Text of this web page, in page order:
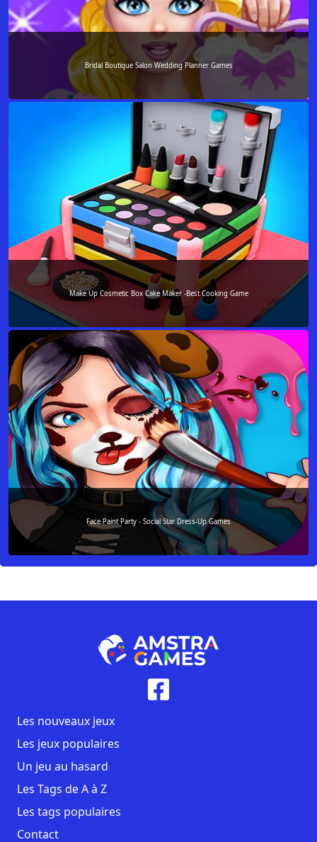
Bridal Boutique Salon Wedding Planner Games
Make Up Cosmetic Box Cake Maker -Best Cooking Game
Face Paint Party - Social Star Dress-Up Games
Les nouveaux jeux
Les jeux populaires
Un jeu au hasard
Les Tags de A à Z
Les tags populaires
Contact